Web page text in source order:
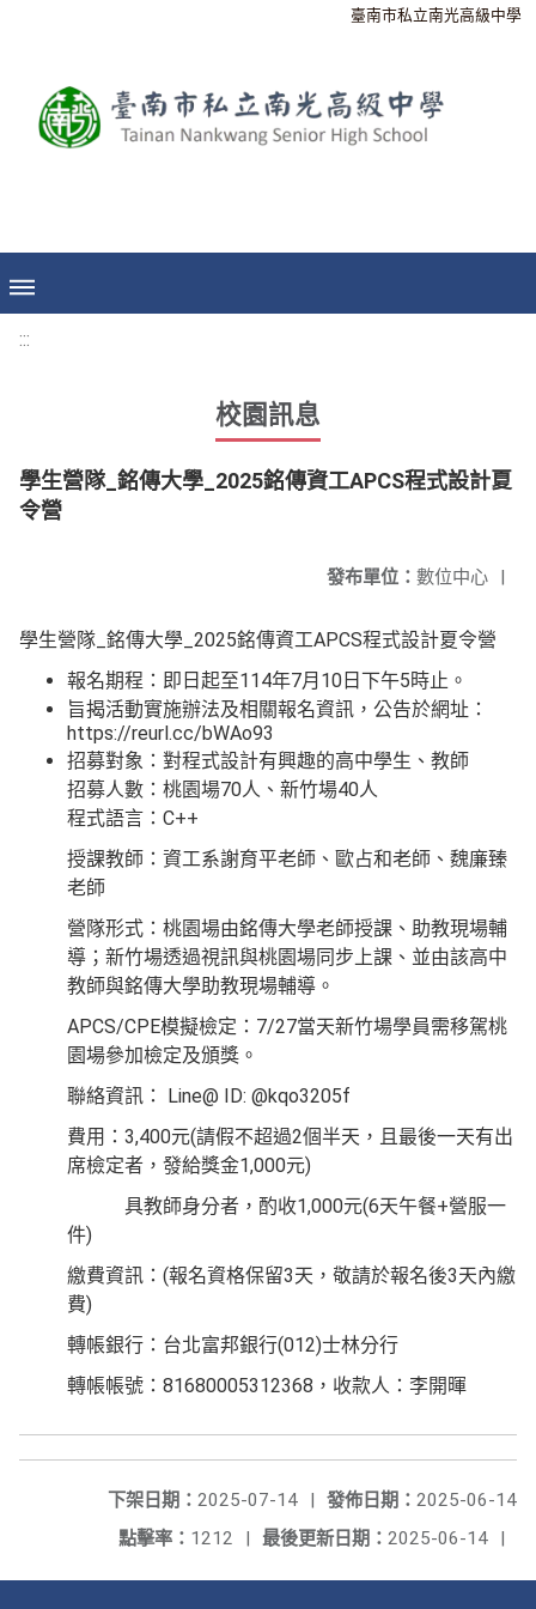
臺南市私立南光高級中學
:::
校園訊息
學生營隊_銘傳大學_2025銘傳資工APCS程式設計夏
令營
發布單位： 數位中心 |
學生營隊_銘傳大學_2025銘傳資工APCS程式設計夏令營
報名期程：即日起至114年7月10日下午5時止。
旨揭活動實施辦法及相關報名資訊，公告於網址：
https://reurl.cc/bWAo93
招募對象：對程式設計有興趣的高中學生、教師
招募人數：桃園場70人、新竹場40人
程式語言：C++
授課教師：資工系謝育平老師、歐占和老師、魏廉臻
老師
營隊形式：桃園場由銘傳大學老師授課、助教現場輔
導；新竹場透過視訊與桃園場同步上課、並由該高中
教師與銘傳大學助教現場輔導。
APCS/CPE模擬檢定：7/27當天新竹場學員需移駕桃
園場參加檢定及頒獎。
聯絡資訊： Line@ ID: @kqo3205f
費用：3,400元(請假不超過2個半天，且最後一天有出
席檢定者，發給獎金1,000元)
具教師身分者，酌收1,000元(6天午餐+營服一
件)
繳費資訊：(報名資格保留3天，敬請於報名後3天內繳
費)
轉帳銀行：台北富邦銀行(012)士林分行
轉帳帳號：81680005312368，收款人：李開暉
發佈日期： 2025-06-14
下架日期： 2025-07-14
|
最後更新日期： 2025-06-14 |
點擊率： 1212 |